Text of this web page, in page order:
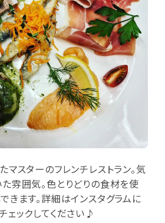
マスターのフレンチレストラン。気
雰囲気。色とりどりの食材を使
きます。詳細はインスタグラムに
ェックしてください♪